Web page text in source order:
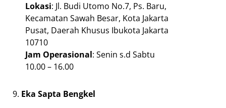
Lokasi: Jl. Budi Utomo No.7, Ps. Baru,
Kecamatan Sawah Besar, Kota Jakarta
Pusat, Daerah Khusus Ibukota Jakarta
10710
Jam Operasional: Senin s.d Sabtu
10.00 – 16.00
Eka Sapta Bengkel